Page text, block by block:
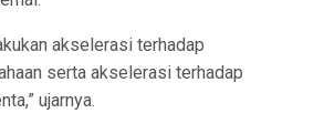
akselerasi terhadap
serta akselerasi terhadap
ujarnya.